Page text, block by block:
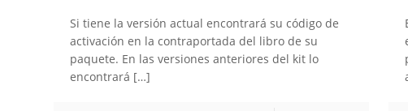
Si tiene la versión actual encontrará su código de
activación en la contraportada del libro de su
paquete. En las versiones anteriores del kit lo
encontrará […]